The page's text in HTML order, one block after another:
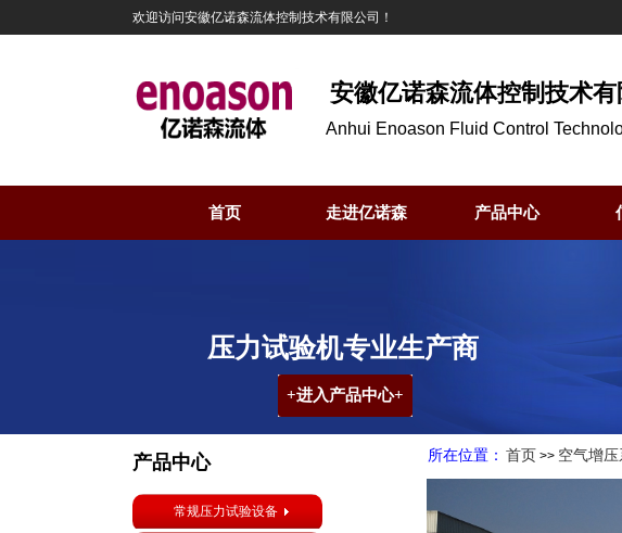
欢迎访问安徽亿诺森流体控制技术有限公司！
安徽亿诺森流体控制技术有
Anhui Enoason Fluid Control
首页 走进亿诺森 产品中心
压力试验机专业生产商
+进入产品中心+
所在位置：
产品中心 首页 >> 空气增
常规压力试验设备